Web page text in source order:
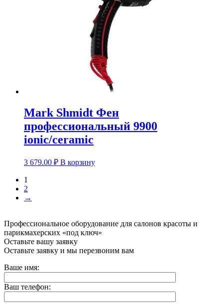
Mark Shmidt Фен
профессиональный 9900
ionic/ceramic
3 679.00 ₽ В корзину
1
2
→
Профессиональное оборудование для салонов красоты и
парикмахерских «под ключ»
Оставьте вашу заявку
Оставьте заявку и мы перезвоним вам
Ваше имя:
Ваш телефон: